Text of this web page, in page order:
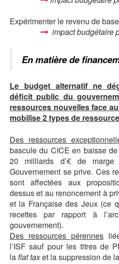
Expérimenter le revenu de base
impact budgétaire
En matière de
Le budget alternatif ne
déficit public du
ressources nouvelles face
mobilise 2 types de
Des ressources
bascule du CICE en baisse
20 milliards d’€ de
Gouvernement se prive. Ces
sont affectées aux
dessus et au renoncement à
et la Française des Jeux (ce
recettes par rapport à
gouvernement).
Des ressources pérennes
l’ISF sauf pour les titres de
laflat taxet la suppression de